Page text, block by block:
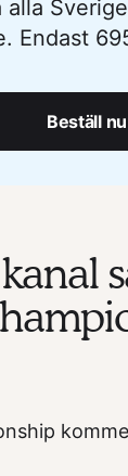
alla
Endast
Beställ nu